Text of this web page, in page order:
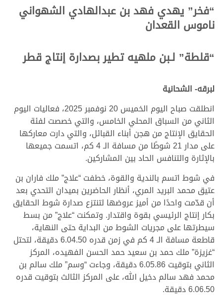
“فخر” يهدي فهد بن عبدالهادي الشهواني
ناموس القعدان
“قلطة” لـبن ملهيه تطير بصدارة إنتاج قطر
لبرقه- الشحانية
انطلقت صباح اليوم الخميس 20 نوفمبر 2025، فعاليات اليوم
الثاني من السباق المحلي الخامس، والتي خصصت لفئة
الحقايق الإنتاج من هجن أبناء القبائل، والتي دارت معاركها
على مدار 21 شوطًا من مسافة الـ 4 كم، اتسمت جميعها
بالإثارة والتنافس الحاد بين المشاركين.
في شوط اتسم بالندية والقوة، خطفت “علاج” ملك فاران بن
عتيق محمد البريد المري، أنظار الحاضرين بميدان التحدي بعد
أن قدّمت واحدًا من أميز عروضها لتنتزع صدارة شوط الحقايق
بكار إنتاج الرئيسي بقوة واقتدار. وتمكنت “علاج” من بسط
سيطرتها على مجريات الشوط من البداية حتى النهاية،
قاطعة مسافة الـ 4 كم في زمن قدره 6.04.50 دقيقة، لتحتل
“غزيزة” ملك حمد بن سعيد حمد الحسن الفهيده، المركز
الثاني بتوقيت 6.05.86 دقيقة، وجاءت “وسم” ملك سالم بن
محمد فهد سالم دخيل الله، على المركز الثالث بتوقيت قدره
6.06.50 دقيقة.